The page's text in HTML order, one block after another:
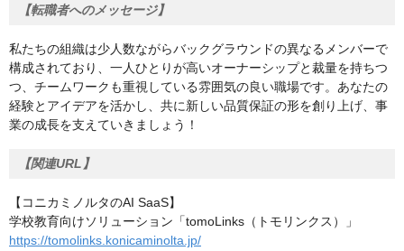
【転職者へのメッセージ】
私たちの組織は少人数ながらバックグラウンドの異なるメンバーで
構成されており、一人ひとりが高いオーナーシップと裁量を持ちつ
つ、チームワークも重視している雰囲気の良い職場です。あなたの
経験とアイデアを活かし、共に新しい品質保証の形を創り上げ、事
業の成長を支えていきましょう！
【関連URL】
【コニカミノルタのAI SaaS】
学校教育向けソリューション「tomoLinks（トモリンクス）」
https://tomolinks.konicaminolta.jp/